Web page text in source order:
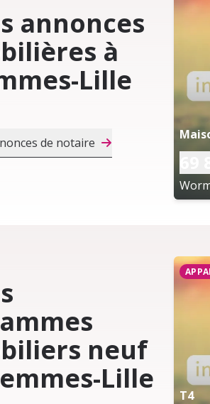
annonces
à
Lille
de notaire
neuf
Lille
T4